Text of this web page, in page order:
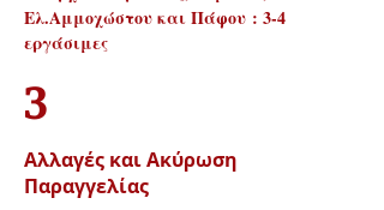
Ελ.Αμμοχώστου και Πάφου : 3-4
εργάσιμες
3
Αλλαγές και Ακύρωση
Παραγγελίας